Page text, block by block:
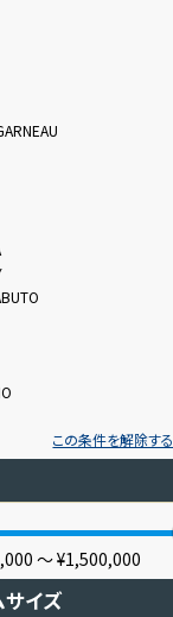
この条件を解除する
〜¥1,500,000
サイズ